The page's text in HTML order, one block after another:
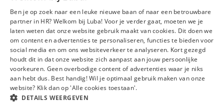
Werken bij Luba
Voor werkgevers
Mijn Luba
Contact
InstagramFacebookLinkedIn YouTube
Ben je op zoek naar een leuke nieuwe baan of naar een betrouwbare
partner in HR? Welkom bij Luba! Voor je verder gaat, moeten we je
laten weten dat onze website gebruik maakt van cookies. Dit doen we
om content en advertenties te personaliseren, functies te bieden voor
social media en om ons websiteverkeer te analyseren. Kort gezegd
houdt dit in dat onze website zich aanpast aan jouw persoonlijke
voorkeuren. Geen overbodige content of advertenties waar je niks
aan hebt dus. Best handig! Wil je optimaal gebruik maken van onze
website? Klik dan op 'Alle cookies toestaan'.
DETAILS WEERGEVEN